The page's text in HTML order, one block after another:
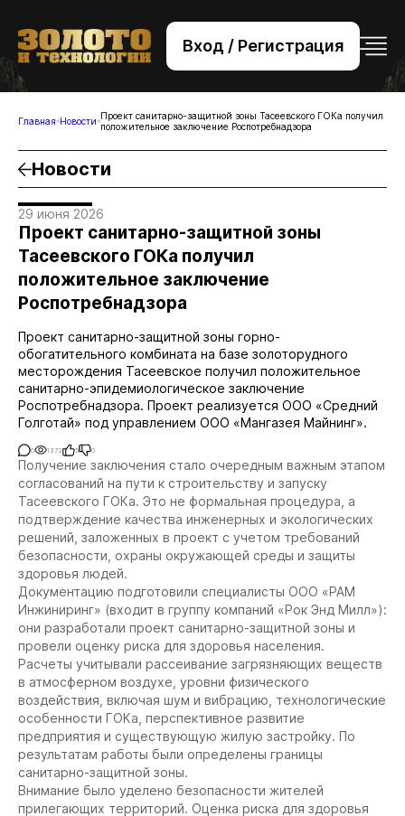
Вход / Регистрация
+7 (495) 221-76-32
bsv@zolteh.ru
Главная Новости Проект санитарно-защитной зоны Тасеевского ГОКа получил
положительное заключение Роспотребнадзора
Новости
29 июня 2026
Проект санитарно-защитной зоны
Тасеевского ГОКа получил
положительное заключение
Роспотребнадзора
Проект санитарно-защитной зоны горно-
обогатительного комбината на базе золоторудного
месторождения Тасеевское получил положительное
санитарно-эпидемиологическое заключение
Роспотребнадзора. Проект реализуется ООО «Средний
Голготай» под управлением ООО «Мангазея Майнинг».
0 1372 5 0
Получение заключения стало очередным важным этапом
согласований на пути к строительству и запуску
Тасеевского ГОКа. Это не формальная процедура, а
подтверждение качества инженерных и экологических
решений, заложенных в проект с учетом требований
безопасности, охраны окружающей среды и защиты
здоровья людей.
Документацию подготовили специалисты ООО «РАМ
Инжиниринг» (входит в группу компаний «Рок Энд Милл»):
они разработали проект санитарно-защитной зоны и
провели оценку риска для здоровья населения.
Расчеты учитывали рассеивание загрязняющих веществ
в атмосферном воздухе, уровни физического
воздействия, включая шум и вибрацию, технологические
особенности ГОКа, перспективное развитие
предприятия и существующую жилую застройку. По
результатам работы были определены границы
санитарно-защитной зоны.
Внимание было уделено безопасности жителей
прилегающих территорий. Оценка риска для здоровья